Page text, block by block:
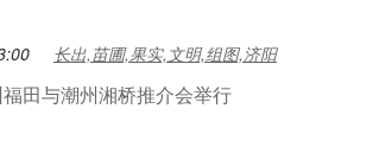
长出,苗圃,果实,文明,组图,济阳